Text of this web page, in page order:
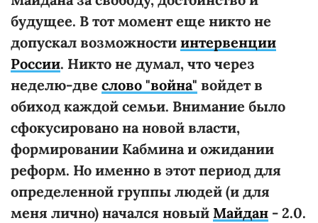
будущее. В тот момент еще никто не
допускал возможности интервенции
России. Никто не думал, что через
неделю-две слово "война" войдет в
обиход каждой семьи. Внимание было
сфокусировано на новой власти,
формировании Кабмина и ожидании
реформ. Но именно в этот период для
определенной группы людей (и для
меня лично) начался новый Майдан - 2.0.